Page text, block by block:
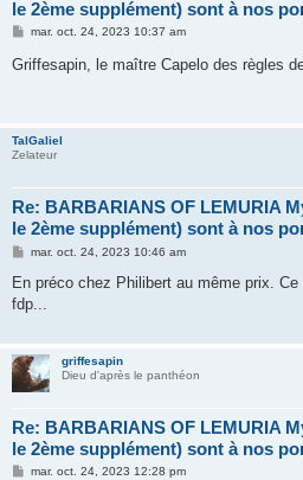
le 2ème supplément) sont à nos
M
s
s
mar. oct. 24, 2023 10:37 am
Griffesapin, le maître Capelo des règles
TalGaliel
Zelateur
Re: BARBARIANS OF LEMURIA
le 2ème supplément) sont à nos
M
s
a
mar. oct. 24, 2023 10:46 am
En préco chez Philibert au même prix.
fdp...
griffesapin
Dieu d'après le panthéon
Re: BARBARIANS OF LEMURIA
le 2ème supplément) sont à nos
Mmar. oct. 24, 2023 12:28 pm